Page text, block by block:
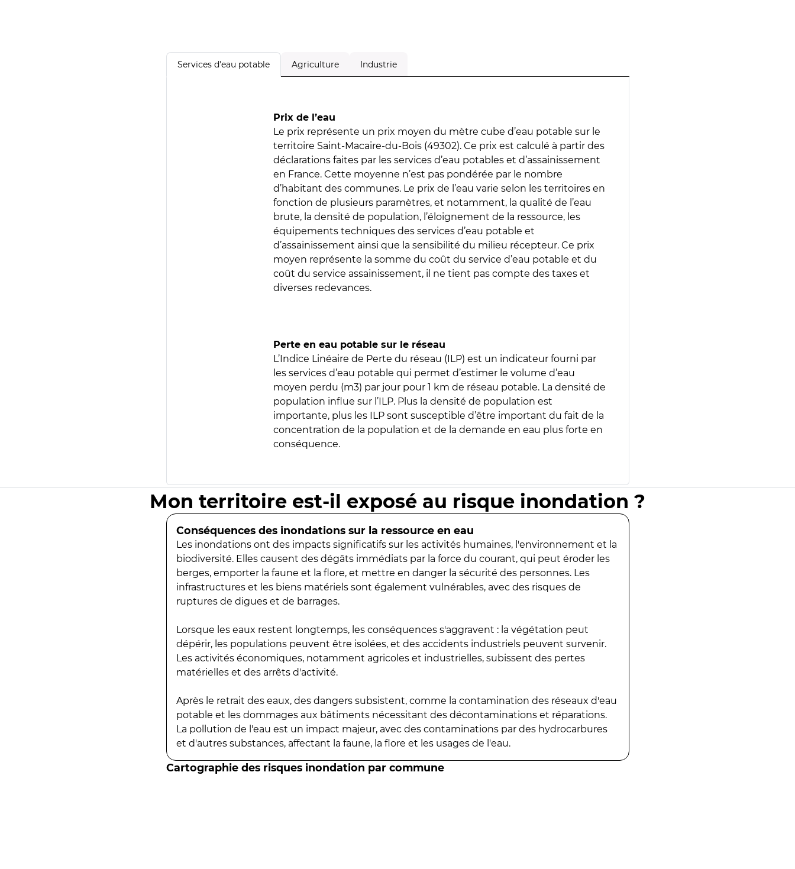
Services d'eau potable Agriculture Industrie
Prix de l’eau
Le prix représente un prix moyen du mètre cube d’eau potable sur le
territoire Saint-Macaire-du-Bois (49302). Ce prix est calculé à partir des
déclarations faites par les services d’eau potables et d’assainissement
en France. Cette moyenne n’est pas pondérée par le nombre
d’habitant des communes. Le prix de l’eau varie selon les territoires en
fonction de plusieurs paramètres, et notamment, la qualité de l’eau
brute, la densité de population, l’éloignement de la ressource, les
équipements techniques des services d’eau potable et
d’assainissement ainsi que la sensibilité du milieu récepteur. Ce prix
moyen représente la somme du coût du service d’eau potable et du
coût du service assainissement, il ne tient pas compte des taxes et
diverses redevances.
Perte en eau potable sur le réseau
L’Indice Linéaire de Perte du réseau (ILP) est un indicateur fourni par
les services d’eau potable qui permet d’estimer le volume d’eau
moyen perdu (m3) par jour pour 1 km de réseau potable. La densité de
population influe sur l’ILP. Plus la densité de population est
importante, plus les ILP sont susceptible d’être important du fait de la
concentration de la population et de la demande en eau plus forte en
conséquence.
Mon territoire est-il exposé au risque inondation ?
Conséquences des inondations sur la ressource en eau
Les inondations ont des impacts significatifs sur les activités humaines, l'environnement et la
biodiversité. Elles causent des dégâts immédiats par la force du courant, qui peut éroder les
berges, emporter la faune et la flore, et mettre en danger la sécurité des personnes. Les
infrastructures et les biens matériels sont également vulnérables, avec des risques de
ruptures de digues et de barrages.
Lorsque les eaux restent longtemps, les conséquences s'aggravent : la végétation peut
dépérir, les populations peuvent être isolées, et des accidents industriels peuvent survenir.
Les activités économiques, notamment agricoles et industrielles, subissent des pertes
matérielles et des arrêts d'activité.
Après le retrait des eaux, des dangers subsistent, comme la contamination des réseaux d'eau
potable et les dommages aux bâtiments nécessitant des décontaminations et réparations.
La pollution de l'eau est un impact majeur, avec des contaminations par des hydrocarbures
et d'autres substances, affectant la faune, la flore et les usages de l'eau.
Cartographie des risques inondation par commune